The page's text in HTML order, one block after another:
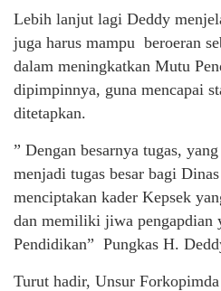
Lebih lanjut lagi Deddy
juga harus mampu beroeran
dalam meningkatkan Mutu
dipimpinnya, guna mencapai
ditetapkan.
” Dengan besarnya tugas,
menjadi tugas besar bagi
menciptakan kader Kepsek
dan memiliki jiwa pengapdian
Pendidikan” Pungkas H.
Turut hadir, Unsur